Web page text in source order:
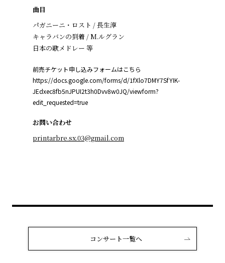
曲目
パガニーニ・ロスト / 長生淳
キャラバンの到着 / M.ルグラン
日本の歌メドレー 等
前売チケット申し込みフォームはこちら
https://docs.google.com/forms/d/1fXlo7DMY7SfYIK-
JEdxec8fb5nJPUI2t3h0Dvv8w0JQ/viewform?
edit_requested=true
お問い合わせ
printarbre.sx.03@gmail.com
コンサート一覧へ